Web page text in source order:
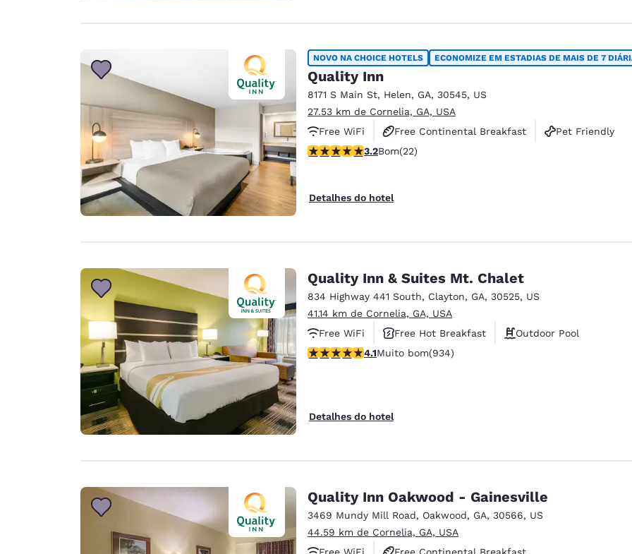
NOVO NA CHOICE HOTELS ECONOMIZE EM ESTADIAS DE MAIS DE 7
Quality Inn
8171 S Main St, Helen, GA, 30545, US
27.53 km de Cornelia, GA, USA
Free WiFi
Free Continental Breakfast
Pet Friendly
classificação 3.23 estrelas. Bom. 22 avaliações
3.2Bom(22)
Detalhes do hotel
Quality Inn & Suites Mt. Chalet
834 Highway 441 South, Clayton, GA, 30525, US
41.14 km de Cornelia, GA, USA
Free WiFi
Free Hot Breakfast
Outdoor Pool
classificação 4.06 estrelas. Muito bom. 934 avaliações
4.1Muito bom(934)
Detalhes do hotel
Quality Inn Oakwood - Gainesville
3469 Mundy Mill Road, Oakwood, GA, 30566, US
44.59 km de Cornelia, GA, USA
Free WiFi
Free Continental Breakfast